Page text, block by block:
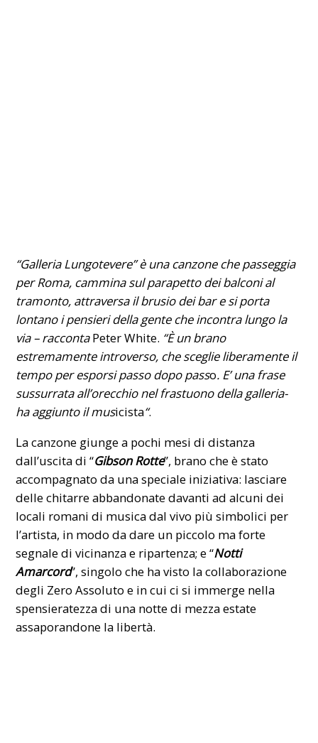
“Galleria Lungotevere” è una canzone che passeggia
per Roma, cammina sul parapetto dei balconi al
tramonto, attraversa il brusio dei bar e si porta
lontano i pensieri della gente che incontra lungo la
via – raccontaPeter White. “È un brano
estremamente introverso, che sceglie liberamente il
tempo per esporsi passo dopo passo. E’ una frase
sussurrata all’orecchio nel frastuono della galleria-
ha aggiunto il musicista“.
La canzone giunge a pochi mesi di distanza
dall’uscita di “Gibson Rotte”, brano che è stato
accompagnato da una speciale iniziativa: lasciare
delle chitarre abbandonate davanti ad alcuni dei
locali romani di musica dal vivo più simbolici per
l’artista, in modo da dare un piccolo ma forte
segnale di vicinanza e ripartenza; e “Notti
Amarcord”, singolo che ha visto la collaborazione
degli Zero Assoluto e in cui ci si immerge nella
spensieratezza di una notte di mezza estate
assaporandone la libertà.